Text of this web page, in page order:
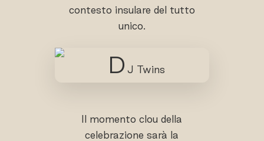
contesto insulare del tutto
unico.
Il momento clou della
celebrazione sarà la